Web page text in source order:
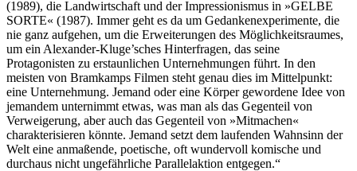
(1989), die Landwirtschaft und der Impressionismus in »GELBE
SORTE« (1987). Immer geht es da um Gedankenexperimente, die
nie ganz aufgehen, um die Erweiterungen des Möglichkeitsraumes,
um ein Alexander-Kluge’sches Hinterfragen, das seine
Protagonisten zu erstaunlichen Unternehmungen führt. In den
meisten von Bramkamps Filmen steht genau dies im Mittelpunkt:
eine Unternehmung. Jemand oder eine Körper gewordene Idee von
jemandem unternimmt etwas, was man als das Gegenteil von
Verweigerung, aber auch das Gegenteil von »Mitmachen«
charakterisieren könnte. Jemand setzt dem laufenden Wahnsinn der
Welt eine anmaßende, poetische, oft wundervoll komische und
durchaus nicht ungefährliche Parallelaktion entgegen.“